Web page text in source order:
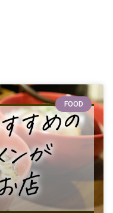
FOOD